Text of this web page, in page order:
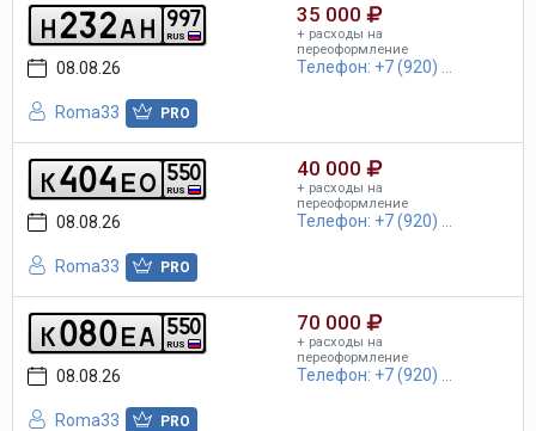
h232a h RUS
997
08.08.26
Roma33 PRO
35 000
+ расходы на
переоформление
Телефон: +7 (920) ...
k404eo RUS
550
08.08.26
Roma33 PRO
40 000
+ расходы на
переоформление
Телефон: +7 (920) ...
k080ea RUS
550
08.08.26
Roma33 PRO
70 000
+ расходы на
переоформление
Телефон: +7 (920) ...